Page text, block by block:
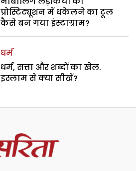
प्रोस्टिट्यूशन में धकेलने का टूल
कैसे बन गया इंस्टाग्राम?
धर्म
धर्म, सत्ता और शब्दों का खेल.
इस्लाम से क्या सीखें?